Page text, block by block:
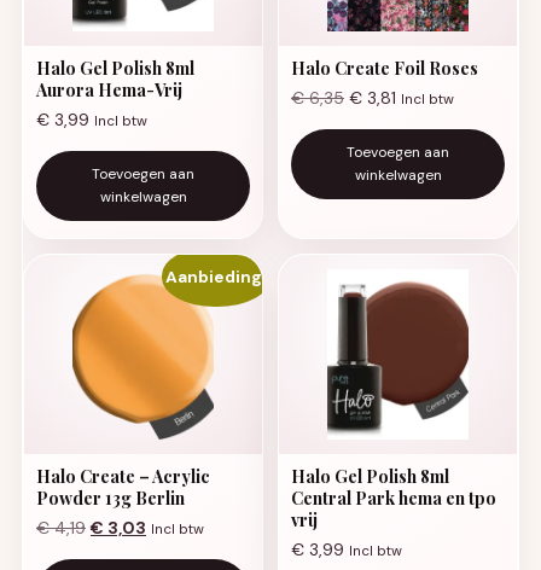
Halo Gel Polish 8ml
Aurora Hema-Vrij
€ 3,99 Incl btw
Toevoegen aan
winkelwagen
Halo Create Foil Roses
€6,35 € 3,81 Incl btw
Toevoegen aan
winkelwagen
Aanbieding!
Halo Create – Acrylic
Powder 13g Berlin
€4,19 Oorspronkelijke prijs was: € 4,19.
€ 3,03 Huidige prijs is: € 3,03.
Incl btw
Halo Gel Polish 8ml
Central Park hema en tpo
vrij
€ 3,99 Incl btw